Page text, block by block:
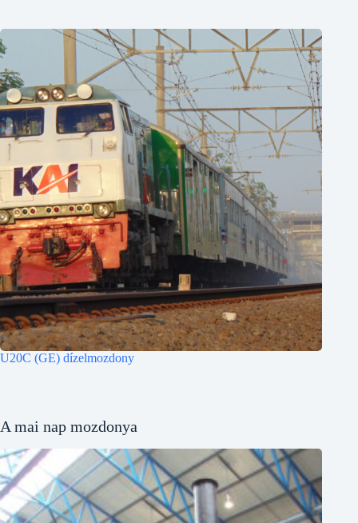
U20C (GE) dízelmozdony
A mai nap mozdonya